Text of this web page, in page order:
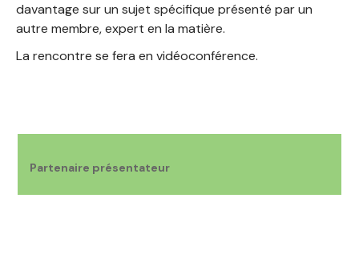
davantage sur un sujet spécifique présenté par un
autre membre, expert en la matière.
La rencontre se fera en vidéoconférence.
Partenaire présentateur